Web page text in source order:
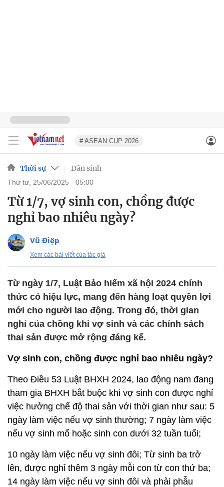
# ASEAN CUP 2026
Thời sự Dân sinh
thứ tư, 25/06/2025 - 05:00
Từ 1/7, vợ sinh con, chồng được
nghỉ bao nhiêu ngày?
Vũ Điệp
Xem các bài viết của tác giả
Từ ngày 1/7, Luật Bảo hiểm xã hội 2024 chính
thức có hiệu lực, mang đến hàng loạt quyền lợi
mới cho người lao động. Trong đó, thời gian
nghỉ của chồng khi vợ sinh và các chính sách
thai sản được mở rộng đáng kể.
Vợ sinh con, chồng được nghỉ bao nhiêu ngày?
Theo Điều 53 Luật BHXH 2024, lao động nam đang
tham gia BHXH bắt buộc khi vợ sinh con được nghỉ
việc hưởng chế độ thai sản với thời gian như sau: 5
ngày làm việc nếu vợ sinh thường; 7 ngày làm việc
nếu vợ sinh mổ hoặc sinh con dưới 32 tuần tuổi;
10 ngày làm việc nếu vợ sinh đôi; Từ sinh ba trở
lên, được nghỉ thêm 3 ngày mỗi con từ con thứ ba;
14 ngày làm việc nếu vợ sinh đôi và phải phẫu